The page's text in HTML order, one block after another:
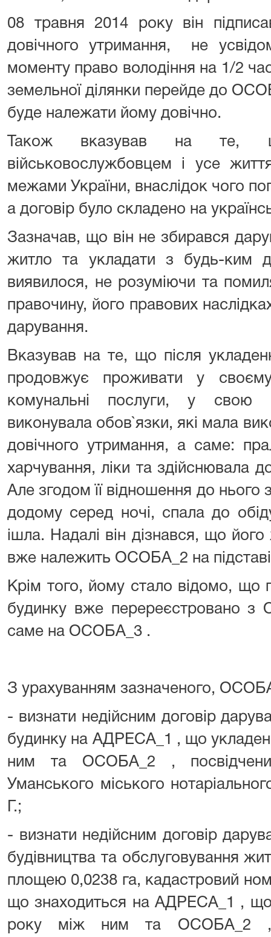
08 травня 2014 року він
довічного утримання, не
моменту право володіння на 1/2
земельної ділянки перейде до
буде належати йому довічно.
Також вказував на те,
військовослужбовцем і усе
межами України, внаслідок чого
а договір було складено на
Зазначав, що він не збирався
житло та укладати з будь-ким
виявилося, не розуміючи та
правочину, його правових
дарування.
Вказував на те, що після
продовжує проживати у
комунальні послуги, у свою
виконувала обов`язки, які мала
довічного утримання, а саме:
харчування, ліки та здійснювала
Але згодом її відношення до нього
додому серед ночі, спала до
ішла. Надалі він дізнався, що
вже належить ОСОБА_2 на
Крім того, йому стало відомо, що
будинку вже перереєстровано
саме на ОСОБА_3 .
З урахуванням зазначеного,
- визнати недійсним договір
будинку на АДРЕСА_1 , що
ним та ОСОБА_2 ,
Уманського міського
Г.;
- визнати недійсним договір
будівництва та обслуговування
площею 0,0238 га, кадастровий
що знаходиться на АДРЕСА_1 , що
року між ним та ОСОБА_2 ,